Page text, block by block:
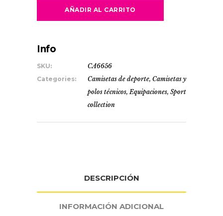
AÑADIR AL CARRITO
Info
SKU:
CA6656
Categories:
Camisetas de deporte, Camisetas y
polos técnicos, Equipaciones, Sport
collection
DESCRIPCIÓN
INFORMACIÓN ADICIONAL